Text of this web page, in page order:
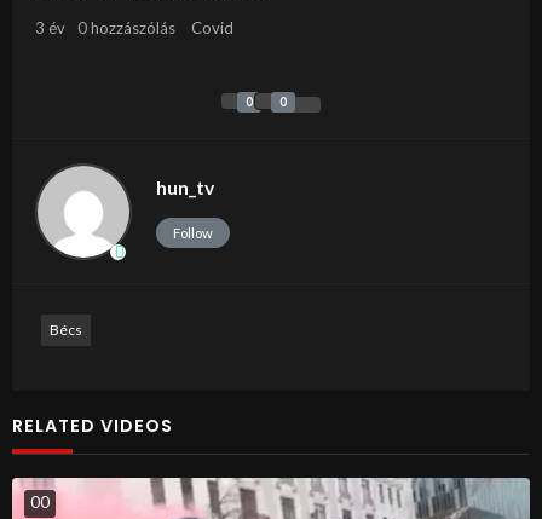
3 év 0 hozzászólás Covid
0 0
hun_tv
Follow
Bécs
RELATED VIDEOS
00